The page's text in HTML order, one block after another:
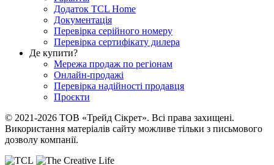
Додаток TCL Home
Документація
Перевірка серійного номеру
Перевірка сертифікату дилера
Де купити?
Мережа продаж по регіонам
Онлайн-продажі
Перевірка надійності продавця
Проєкти
© 2021-2026 ТОВ «Трейд Сікрет». Всі права захищені.
Використання матеріалів сайту можливе тільки з письмового
дозволу компанії.